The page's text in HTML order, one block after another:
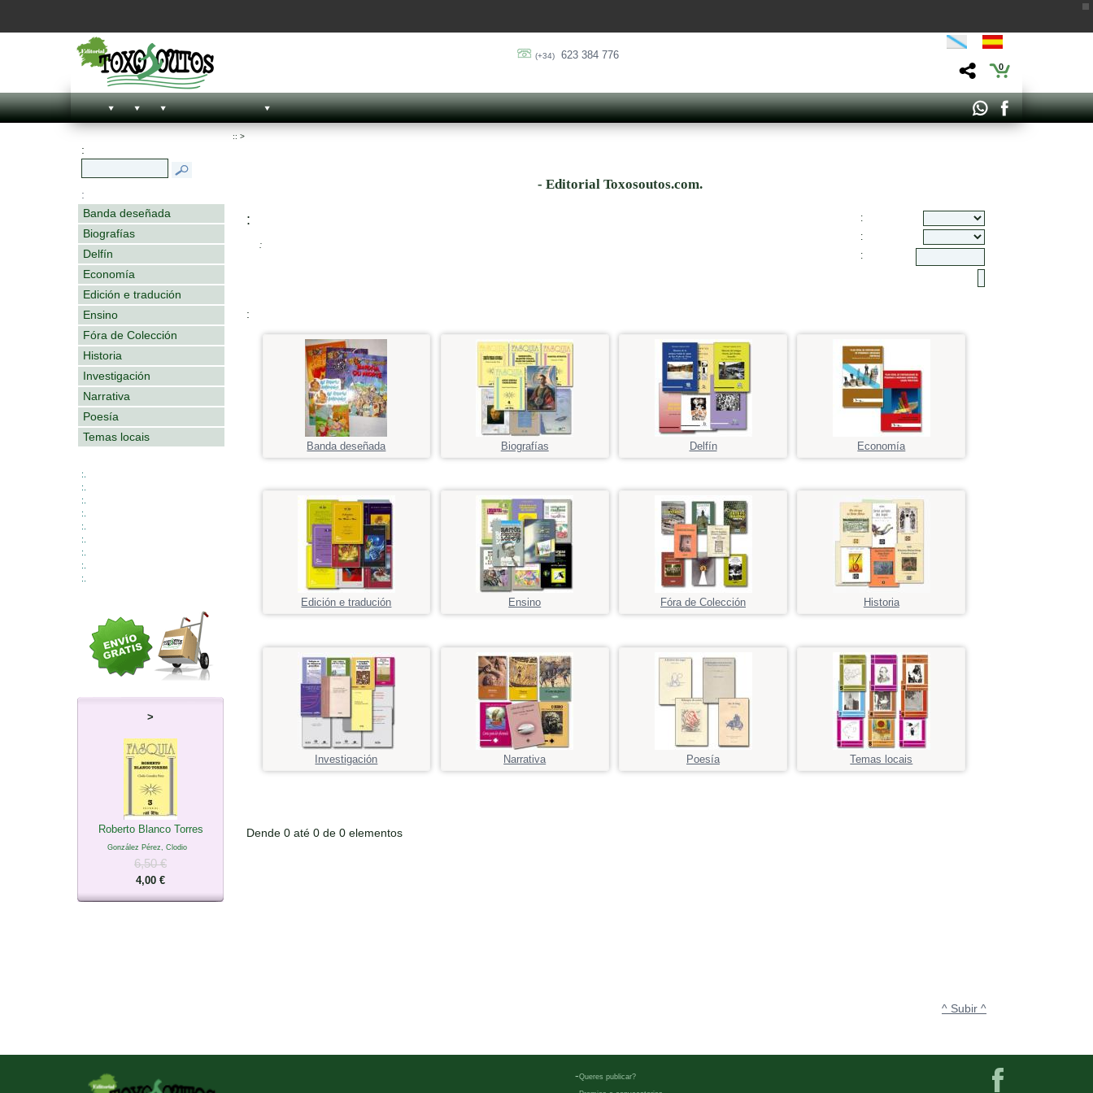
(+34) 623 384 776
0
:
:
Banda deseñada
Biografías
Delfín
Economía
Edición e tradución
Ensino
Fóra de Colección
Historia
Investigación
Narrativa
Poesía
Temas locais
:.
:.
:.
:.
:.
:.
:.
:.
:.
>
Roberto Blanco Torres
González Pérez, Clodio
6,50 €
4,00 €
:: >
- Editorial Toxosoutos.com.
:
:
:
:
:
:
Banda deseñada Biografías Delfín Economía
Edición e tradución Ensino Fóra de Colección Historia
Investigación Narrativa Poesía Temas locais
Dende 0 até 0 de 0 elementos
^ Subir ^
-Queres publicar?